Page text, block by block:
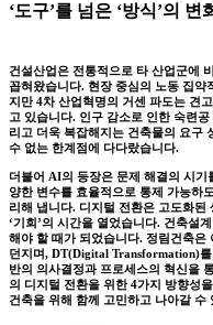
‘도구’를 넘은 ‘방식’의 변
건설산업은 전통적으로 타 산업군에
꼽혀왔습니다. 현장 중심의 노동 집약
지만 4차 산업혁명의 거센 파도는 견
고 있습니다. 인구 감소로 인한 숙련
리고 더욱 복잡해지는 건축물의 요구
수 없는 한계점에 다다랐습니다.
더불어 AI의 등장은 문제 해결의 시
양한 변수를 효율적으로 통제 가능하
리해 냅니다. 디지털 전환은 고도화
‘기회’의 시간을 열었습니다. 건축설
해야 할 때가 되었습니다. 정림건축은
던지며, DT(Digital Transformation)
반의 의사결정과 프로세스의 혁신을
의 디지털 전환을 위한 4가지 방향성
건축을 위해 함께 고민하고 나아갈 수